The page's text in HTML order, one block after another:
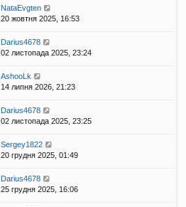
NataEvgten
20 жовтня 2025, 16:53
Darius4678
02 листопада 2025, 23:24
AshooLk
14 липня 2026, 21:23
Darius4678
02 листопада 2025, 23:25
Sergey1822
20 грудня 2025, 01:49
Darius4678
25 грудня 2025, 16:06